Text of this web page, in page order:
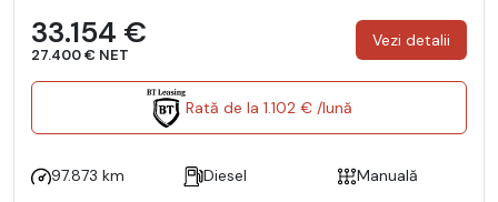
33.154 €
27.400 € NET
Vezi detalii
Rată de la 1.102 € /lună
97.873 km Diesel
Manuală